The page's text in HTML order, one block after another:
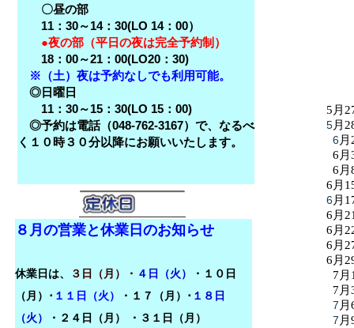
5月
5月
6
6月
6月
6月
6月
6月
6月
6月
6月
7月
7月
7
7
８月の営業と休業日のお知らせ
休業日は、 ３日（月）・ ４日（火）
・１０日
（月）･ １１日（火） ・１７（月）･ １８日
（火）
・ ２４日（月） ・３１日（月）
〇昼の部
11：30～14：30(LO 14：00）
●夜の部（平日の夜は完全予約制）
18：00～21：00(LO20：30)
※（土）夜は予約なしでも利用可能。
◎日曜日
11：30～15：30(LO 15：00)
◎予約は電話（048-762-3167）で、なるべ
く１０時３０分以降にお願いいたします。